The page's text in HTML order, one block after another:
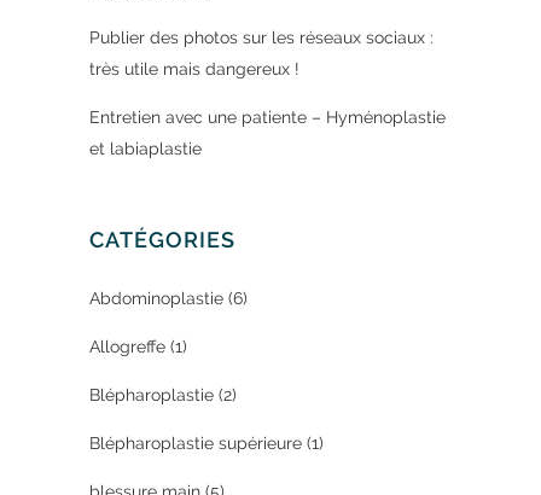
Publier des photos sur les réseaux sociaux :
très utile mais dangereux !
Entretien avec une patiente – Hyménoplastie
et labiaplastie
CATÉGORIES
Abdominoplastie (6)
Allogreffe (1)
Blépharoplastie (2)
Blépharoplastie supérieure (1)